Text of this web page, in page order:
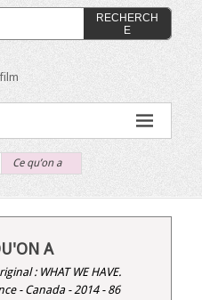
RECHERCH
E
Ce qu’on a
A
:WHAT WE HAVE.
- Canada - 2014 - 86